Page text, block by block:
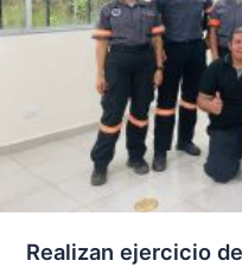
Realizan ejercicio